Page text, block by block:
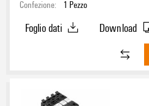
Confezione:
1 Pezzo
Foglio dati
Download